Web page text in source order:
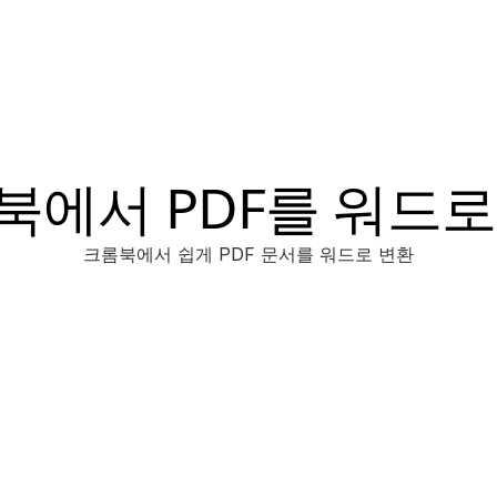
에서 PDF를 워드
크롬북에서 쉽게 PDF 문서를 워드로 변환